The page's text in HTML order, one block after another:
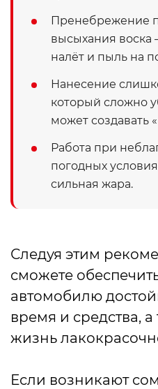
Пренебрежение
высыхания воска
налёт и пыль на
Нанесение
который сложно
может создавать
Работа при
погодных
сильная жара.
Следуя этим
сможете
автомобилю
время и средства,
жизнь
Если возникают